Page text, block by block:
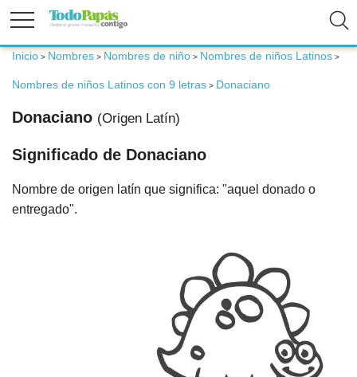
Fertilidad
Embarazo
Bebé
Niños
Inicio > Nombres > Nombres de niño > Nombres de niños Latinos >
Nombres de niños Latinos con 9 letras > Donaciano
Donaciano (Origen Latín)
Significado de Donaciano
Nombre de origen latín que significa: "aquel donado o
entregado".